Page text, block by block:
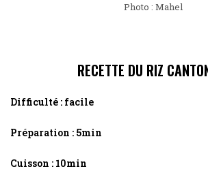
Photo : Mahel
RECETTE DU RIZ
Difficulté : facile
Préparation : 5min
Cuisson : 10min